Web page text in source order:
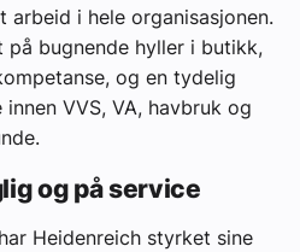
i hele organisasjonen.
på bugnende hyller i butikk,
og en tydelig
VVS, VA, havbruk og
og på service
Heidenreich styrket sine